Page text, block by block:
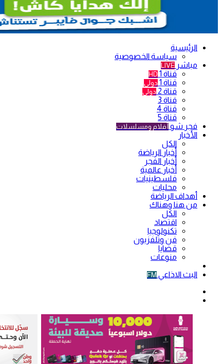
الرئيسية
سياسة الخصوصية
مباشر LIVE
قناة 1 HD
قناة 1 دولي
قناة 2 دولي
قناة 3
قناة 4
قناة 5
فجر شو أفلام ومسلسلات
الأخبار
الكل
أخبار الرياضة
أخبار الفجر
أخبار عالمية
فلسطينيات
محليات
أهداف الرياضة
من هنا وهناك
الكل
اقتصاد
تكنولوجيا
فن وتلفزيون
قضايا
منوعات
البث الاذاعي FM